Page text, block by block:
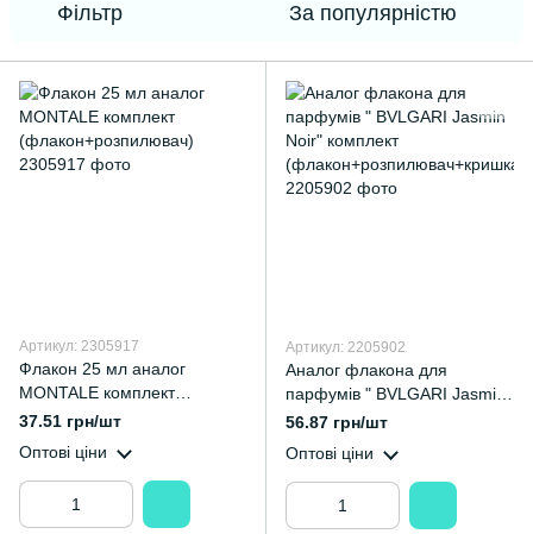
Фільтр За популярністю
Артикул: 2305917
Флакон 25 мл аналог
MONTALE комплект
(флакон+розпилювач)
37.51 грн/шт
Оптові ціни
Артикул: 2205902
Аналог флакона для
парфумів " BVLGARI Jasmin
Noir" комплект
а)
56.87 грн/шт
Оптові ціни